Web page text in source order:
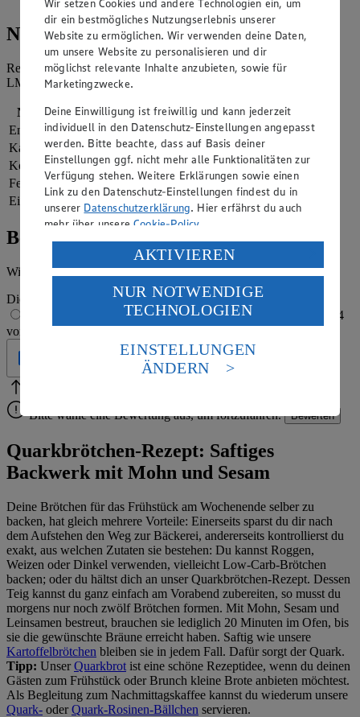
Nährwerte
Referenzmenge für einen durchschnittlichen Erwachsenen laut
LMIV (8.400 kJ/2.000 kcal).
Nährwerte
pro Portion
Energie
1.248 kj (15 %)
Kalorien
298 kcal (15 %)
Kohlenhydrate 33 g
Fett
15 g
Eiweiß
9 g
Bewertung
Wie hat es dir geschmeckt?
Die Bewertung wird automatisch gespeichert
2 von 5 Sternen 3 von 5 Sternen
4
von 5 Sternen
Bitte wähle eine Bewertung aus, um fortzufahren. Bewerten
Quarkbrötchen-Rezept: Saftiges
Backwerk mit Mohn und Sesam
Deine Brötchen für das Frühstück am Wochenende selber zu
backen, hat gleich mehrere Vorteile: Einerseits sparst du dir nach
dem Aufstehen den Weg zur Bäckerei, andererseits kontrollierst du
exakt, aus welchen Zutaten sie bestehen: Du kannst Roggen,
Weizen oder Dinkel verwenden, vielleicht Low-Carb-Brötchen
backen; oder du hältst dich an unser Quarkbrötchen-Rezept. Dessen
Teig kannst du ganz einfach am Vorabend zubereiten, so musst du
morgens nur noch zwölf Brötchen formen. Mit Mohn, Sesam und
Leinsamen bestreut, brauchen sie lediglich 20 Minuten im Ofen, bis
sie die gewünschte Bräune erreicht haben. Saftig wie unsere
Kartoffelbrötchen bleiben sie in jedem Fall. Dafür sorgt der Quark.
Tipp: UnserQuarkbrot ist eine schöne Rezeptidee, wenn du deinen
Gästen zum Frühstück oder Brunch kleine Brote anbieten möchtest.
Als Begleitung zum Nachmittagskaffee kannst du wiederum unsere
Quark- oderQuark-Rosinen-Bällchen servieren.
dir ein bestmögliches Nutzungserlebnis unserer
Website zu ermöglichen. Wir verwenden deine Daten,
um unsere Website zu personalisieren und dir
möglichst relevante Inhalte anzubieten, sowie für
Marketingzwecke.
Deine Einwilligung ist freiwillig und kann jederzeit
individuell in den Datenschutz-Einstellungen angepasst
werden. Bitte beachte, dass auf Basis deiner
Einstellungen ggf. nicht mehr alle Funktionalitäten zur
Verfügung stehen. Weitere Erklärungen sowie einen
Link zu den Datenschutz-Einstellungen findest du in
unserer Datenschutzerklärung. Hier erfährst du auch
mehr über unsereCookie-Policy.
Verarbeitung deiner personenbezogenen Daten in den
USA durch Facebook und YouTube:
Wenn du auf „Aktivieren“ klickst, willigst du im Sinne
des Art. 49 Abs. 1 Satz 1 lit. a) DSGVO ein, dass deine
Daten in den USA verarbeitet werden. Der EuGH sieht
die USA als Land mit einem nach europäischen
Standards nicht angemessenen Datenschutzniveau an.
Es besteht das Risiko eines Zugriffs durch US-
Informationen zum Herausgeber der Seite findest du
AKTIVIEREN
NUR NOTWENDIGE
TECHNOLOGIEN
EINSTELLUNGEN
ÄNDERN